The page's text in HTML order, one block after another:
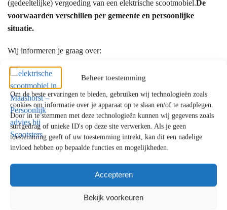
Beheer toestemming
Om de beste ervaringen te bieden, gebruiken wij technologieën zoals
cookies om informatie over je apparaat op te slaan en/of te raadplegen.
Door in te stemmen met deze technologieën kunnen wij gegevens zoals
surfgedrag of unieke ID's op deze site verwerken. Als je geen
toestemming geeft of uw toestemming intrekt, kan dit een nadelige
invloed hebben op bepaalde functies en mogelijkheden.
Accepteren
Bekijk voorkeuren
(gedeeltelijke) vergoeding van een elektrische scootmobiel.De
voorwaarden verschillen per gemeente en persoonlijke
situatie.
Wij informeren je graag over:
de mogelijkheden binnen de WMO
een eventuele eigen bijdrage
alternatieven als je aanvraag wordt afgewezen
Waarom kiezen klanten uit Maashorst voor
Scootsters?
✔ Persoonlijk en eerlijk advies
✔ Showrooms met uitgebreide proefritmogelijkheden
✔ Uitgebreide ervaring met mobiliteitsoplossingen
✔ Betrouwbare service en uitstekende ondersteuning